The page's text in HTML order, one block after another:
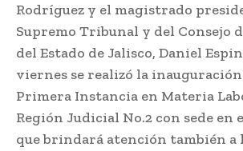
Rodríguez y el magistrado
Supremo Tribunal y del Consejo
del Estado de Jalisco, Daniel
viernes se realizó la
Primera Instancia en Materia
Región Judicial No.2 con sede en
que brindará atención también a